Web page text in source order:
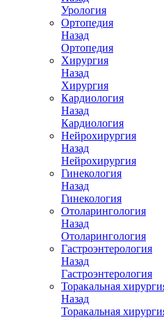
Урология
Ортопедия
Назад
Ортопедия
Хирургия
Назад
Хирургия
Кардиология
Назад
Кардиология
Нейрохирургия
Назад
Нейрохирургия
Гинекология
Назад
Гинекология
Отоларингология
Назад
Отоларингология
Гастроэнтерология
Назад
Гастроэнтерология
Торакальная
Назад
Торакальная